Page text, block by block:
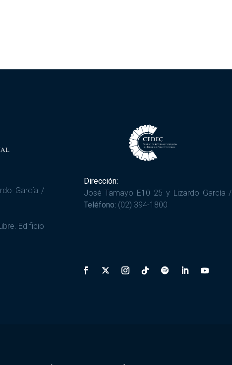
García /
Edificio
Dirección:
José Tamayo E10 25 y Lizardo García /
Teléfono: (02) 394-1800